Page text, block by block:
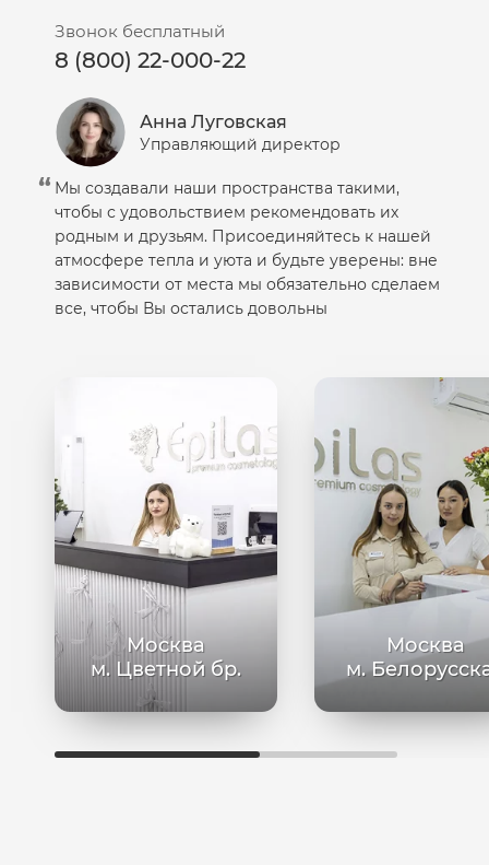
Звонок бесплатный
8 (800) 22-000-22
Анна Луговская
Управляющий директор
Мы создавали наши пространства такими,
чтобы с удовольствием рекомендовать их
родным и друзьям. Присоединяйтесь к нашей
атмосфере тепла и уюта и будьте уверены: вне
зависимости от места мы обязательно сделаем
все, чтобы Вы остались довольны